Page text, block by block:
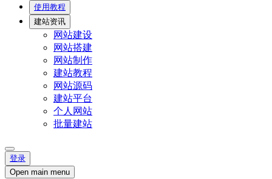
使用教程
建站资讯
网站建设
网站搭建
网站制作
建站教程
网站源码
建站平台
个人网站
批量建站
登录
Open main menu